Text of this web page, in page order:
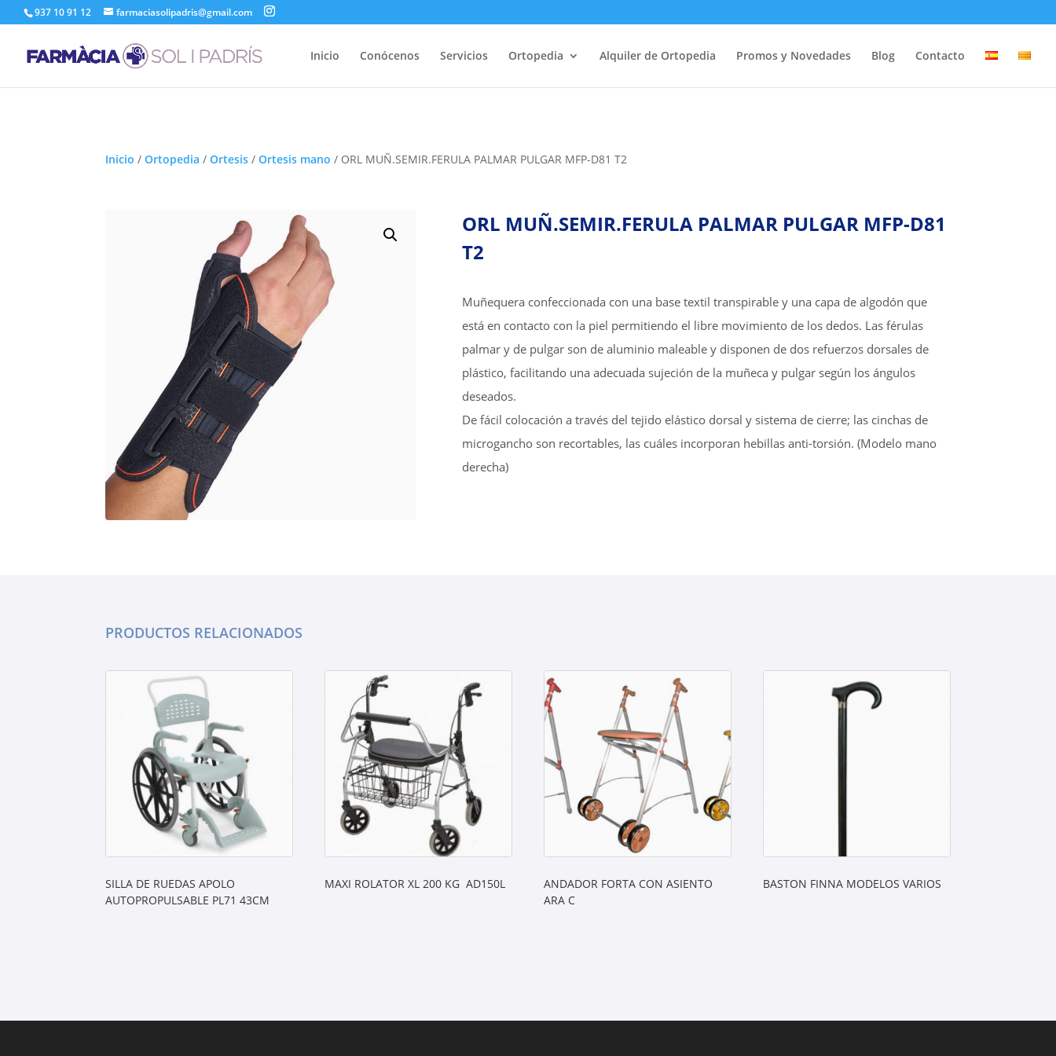
937 10 91 12 farmaciasolipadris@gmail.com
Inicio Conócenos Servicios Ortopedia Alquiler de Ortopedia Promos y Novedades Blog Contacto
Inicio /Ortopedia /Ortesis /Ortesis mano / ORL MUÑ.SEMIR.FERULA PALMAR PULGAR MFP-D81 T2
ORL MUÑ.SEMIR.FERULA PALMAR PULGAR MFP-D81
T2
Muñequera confeccionada con una base textil transpirable y una capa de algodón que
está en contacto con la piel permitiendo el libre movimiento de los dedos. Las férulas
palmar y de pulgar son de aluminio maleable y disponen de dos refuerzos dorsales de
plástico, facilitando una adecuada sujeción de la muñeca y pulgar según los ángulos
deseados.
De fácil colocación a través del tejido elástico dorsal y sistema de cierre; las cinchas de
microgancho son recortables, las cuáles incorporan hebillas anti-torsión. (Modelo mano
derecha)
PRODUCTOS RELACIONADOS
SILLA DE RUEDAS APOLO
AUTOPROPULSABLE PL71 43CM
MAXI ROLATOR XL 200 KG AD150L
ANDADOR FORTA CON ASIENTO
ARA C
BASTON FINNA MODELOS VARIOS